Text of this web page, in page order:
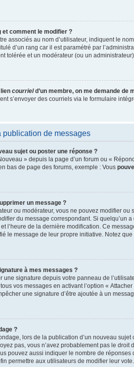
et comment le modifier ?
associés au nom d’utilisateur, indiquent le
d’un rang car il est paramétré par
tolérée et un modérateur (ou un
courrield’un membre, on me demande de
s’envoyer des courriels via le formulaire
publication de messages
sujet ou poster une réponse ?
» depuis la page d’un forum ou «
bas de page des forums, exemple : Vous
un message ?
ou modérateur, vous ne pouvez modifier
du message correspondant. Si quelqu’un
l’heure de la dernière modification. Ce
le message de leur propre initiative. Notez
à mes messages ?
une signature depuis votre panneau de
vos messages en activant l’option «
une signature d’être ajoutée à un
?
lors de la publication d’un nouveau
pas, vous n’avez probablement pas le
pouvez aussi indiquer le nombre de
permettre aux utilisateurs de modifier leur vote.